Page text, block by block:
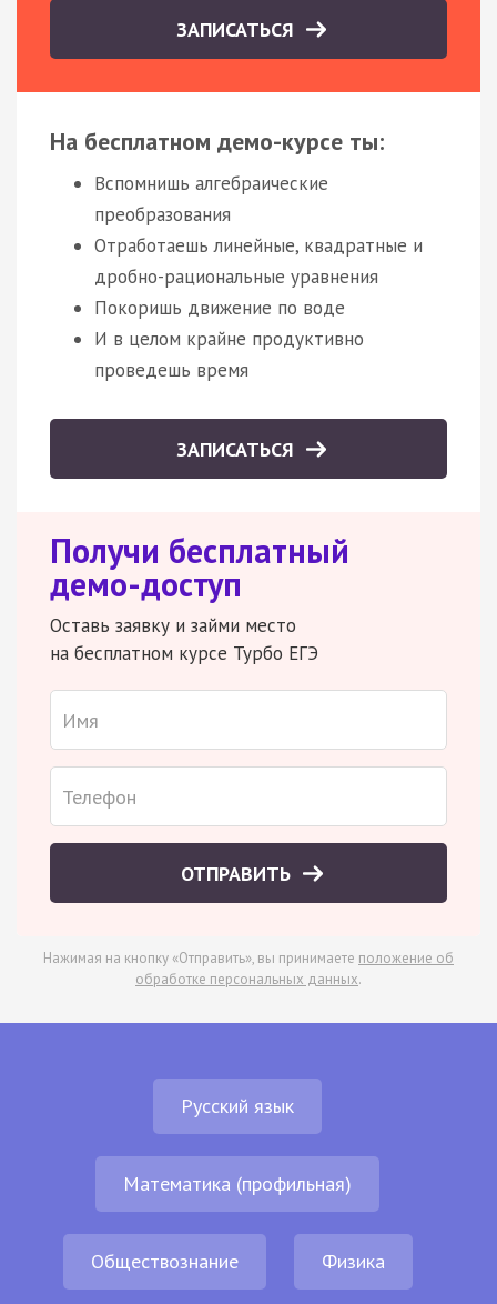
ЗАПИСАТЬСЯ
На бесплатном демо-курсе ты:
Вспомнишь алгебраические
преобразования
Отработаешь линейные, квадратные и
дробно-рациональные уравнения
Покоришь движение по воде
И в целом крайне продуктивно
проведешь время
ЗАПИСАТЬСЯ
Получи бесплатный
демо-доступ
Оставь заявку и займи место
на бесплатном курсе Турбо ЕГЭ
ОТПРАВИТЬ
Нажимая на кнопку «Отправить», вы принимаете положение об
обработке персональных данных.
Русский язык
Математика (профильная)
Обществознание Физика